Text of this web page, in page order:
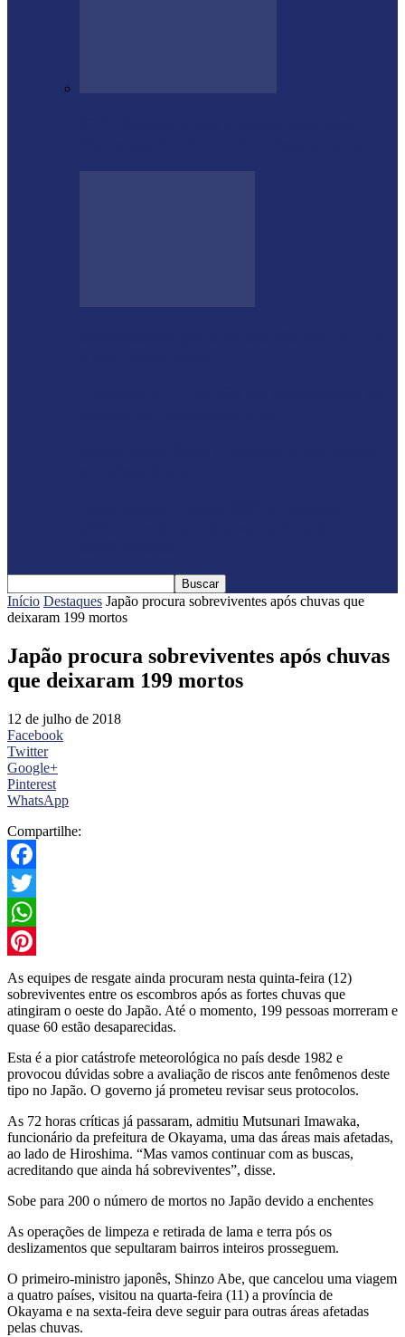
Início Destaques Japão procura sobreviventes após chuvas que
deixaram 199 mortos
Japão procura sobreviventes após chuvas
que deixaram 199 mortos
12 de julho de 2018
Facebook
Twitter
Google+
Pinterest
WhatsApp
Compartilhe:
Facebook
Twitter
WhatsApp
Pinterest
As equipes de resgate ainda procuram nesta quinta-feira (12)
sobreviventes entre os escombros após as fortes chuvas que
atingiram o oeste do Japão. Até o momento, 199 pessoas morreram e
quase 60 estão desaparecidas.
Esta é a pior catástrofe meteorológica no país desde 1982 e
provocou dúvidas sobre a avaliação de riscos ante fenômenos deste
tipo no Japão. O governo já prometeu revisar seus protocolos.
As 72 horas críticas já passaram, admitiu Mutsunari Imawaka,
funcionário da prefeitura de Okayama, uma das áreas mais afetadas,
ao lado de Hiroshima. “Mas vamos continuar com as buscas,
acreditando que ainda há sobreviventes”, disse.
Sobe para 200 o número de mortos no Japão devido a enchentes
As operações de limpeza e retirada de lama e terra pós os
deslizamentos que sepultaram bairros inteiros prosseguem.
O primeiro-ministro japonês, Shinzo Abe, que cancelou uma viagem
a quatro países, visitou na quarta-feira (11) a província de
Okayama e na sexta-feira deve seguir para outras áreas afetadas
pelas chuvas.